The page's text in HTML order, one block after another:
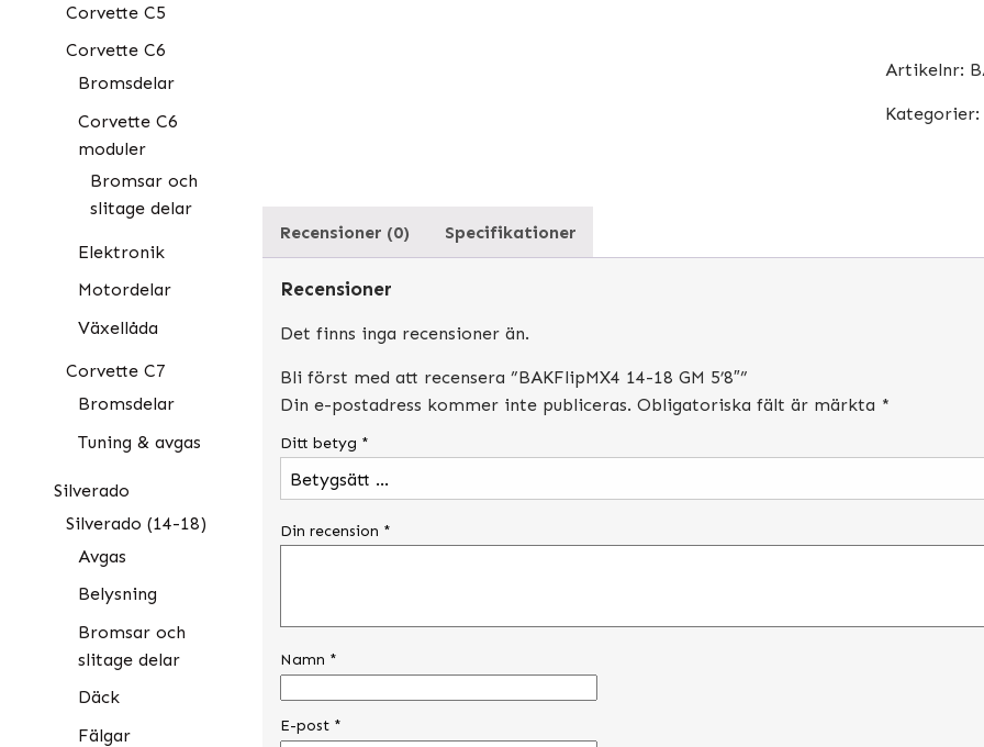
Corvette C5
Corvette C6
Bromsdelar
Corvette C6
moduler
Bromsar och
slitage delar
Elektronik
Motordelar
Växellåda
Corvette C7
Bromsdelar
Tuning & avgas
Silverado
Silverado (14-18)
Avgas
Belysning
Bromsar och
slitage delar
Däck
Fälgar
Artikelnr:
Kategorier:
Recensioner (0) Specifikationer
Recensioner
Det finns inga recensioner än.
Bli först med att recensera ”BAKFlipMX4 14-18 GM 5’8″”
Din e-postadress kommer inte publiceras. Obligatoriska fält är märkta *
Ditt betyg *
Din recension *
Namn *
E-post *